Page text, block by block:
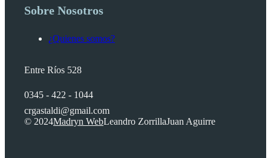
Sobre Nosotros
¿Quienes somos?
Entre Ríos 528
0345 - 422 - 1044
crgastaldi@gmail.com
© 2024Madryn WebLeandro ZorrillaJuan Aguirre